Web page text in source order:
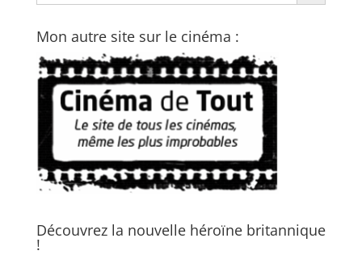
Mon autre site sur le cinéma :
Découvrez la nouvelle héroïne britannique
!